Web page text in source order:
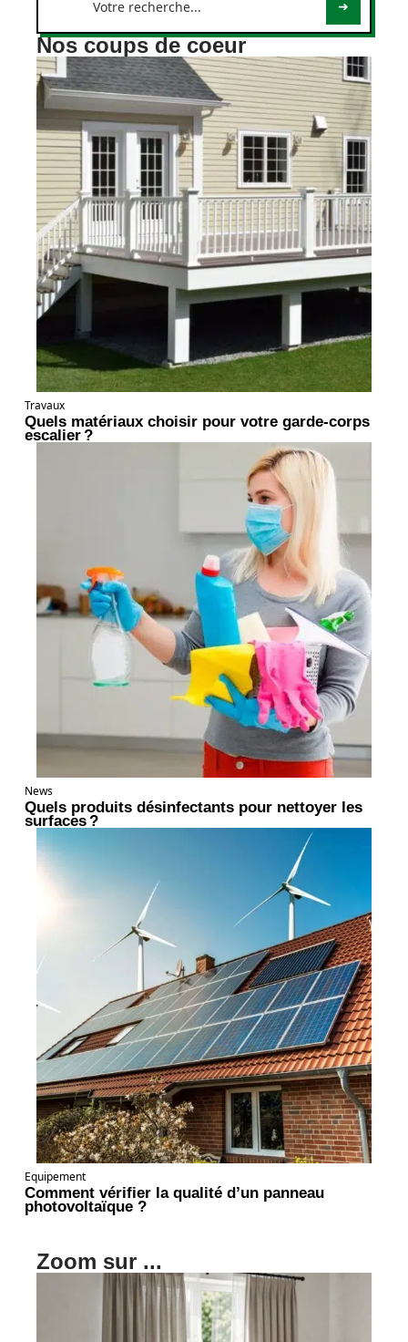
Nos coups de coeur
Travaux
Quels matériaux choisir pour votre garde-corps
escalier ?
News
Quels produits désinfectants pour nettoyer les
surfaces ?
Equipement
Comment vérifier la qualité d’un panneau
photovoltaïque ?
Zoom sur ...